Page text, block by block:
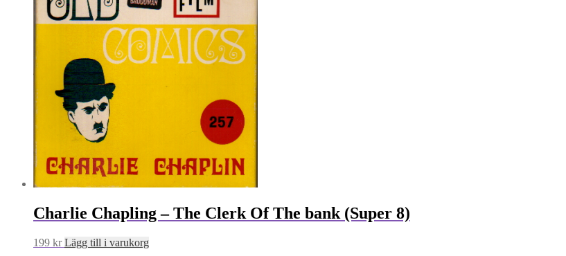
Charlie Chapling – The Clerk Of The bank (Super 8)
199 kr Lägg till i varukorg